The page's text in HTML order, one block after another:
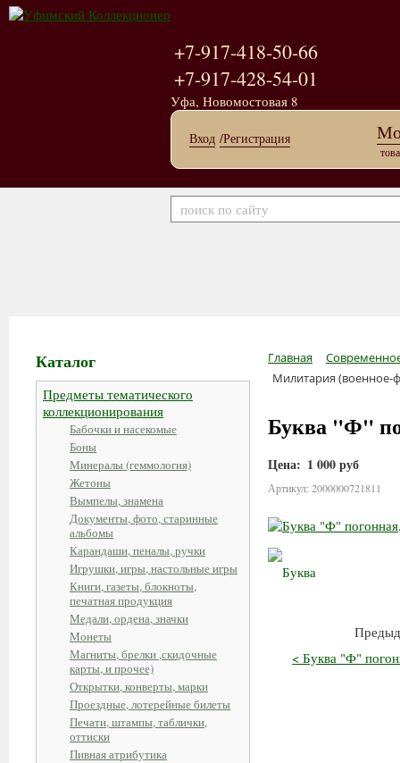
+7-917-418-50-66
+7-917-428-54-01
Уфа, Новомостовая 8
Вход /Регистрация
Каталог
Предметы тематического
коллекционирования
Бабочки и насекомые
Боны
Минералы (геммология)
Жетоны
Вымпелы, знамена
Документы, фото, старинные
альбомы
Карандаши, пеналы, ручки
Игрушки, игры, настольные игры
Книги, газеты, блокноты,
печатная продукция
Медали, ордена, значки
Монеты
Магниты, брелки ,скидочные
карты, и прочее)
Открытки, конверты, марки
Проездные, лотерейные билеты
Печати, штампы, таблички,
оттиски
Пивная атрибутика
Главная
Милитария
Буква "Ф"
Цена: 1 000 руб
Артикул: 2000000721811
< Буква "Ф"